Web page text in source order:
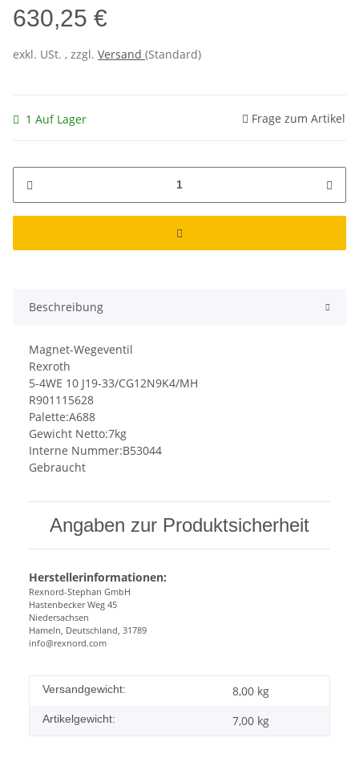
630,25 €
exkl. USt. , zzgl. Versand (Standard)
1 Auf Lager Frage zum Artikel
Beschreibung
Magnet-Wegeventil
Rexroth
5-4WE 10 J19-33/CG12N9K4/MH
R901115628
Palette:A688
Gewicht Netto:7kg
Interne Nummer:B53044
Gebraucht
Angaben zur Produktsicherheit
Herstellerinformationen:
Rexnord-Stephan GmbH
Hastenbecker Weg 45
Niedersachsen
Hameln, Deutschland, 31789
info@rexnord.com
Versandgewicht: 8,00 kg
Artikelgewicht: 7,00 kg